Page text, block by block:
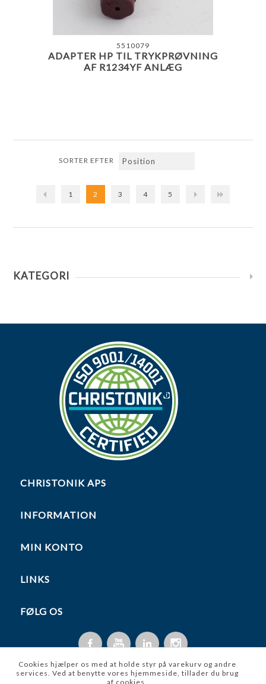
5510079
ADAPTER HP TIL TRYKPRØVNING
AF R1234YF ANLÆG
SORTER EFTER
1 2 3 4 5
KATEGORI
CHRISTONIK APS
INFORMATION
MIN KONTO
LINKS
FØLG OS
Cookies hjælper os med at holde styr på varekurv og andre
services. Ved at benytte vores hjemmeside, tillader du brug
af cookies.